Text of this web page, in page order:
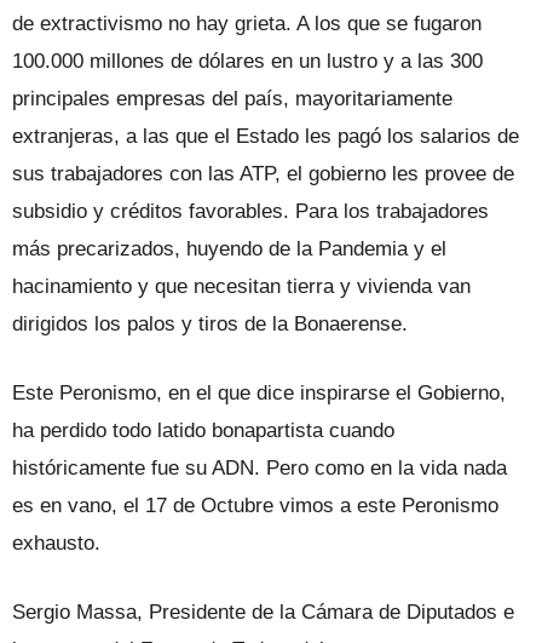
de extractivismo no hay grieta. A los que se fugaron
100.000 millones de dólares en un lustro y a las 300
principales empresas del país, mayoritariamente
extranjeras, a las que el Estado les pagó los salarios de
sus trabajadores con las ATP, el gobierno les provee de
subsidio y créditos favorables. Para los trabajadores
más precarizados, huyendo de la Pandemia y el
hacinamiento y que necesitan tierra y vivienda van
dirigidos los palos y tiros de la Bonaerense.
Este Peronismo, en el que dice inspirarse el Gobierno,
ha perdido todo latido bonapartista cuando
históricamente fue su ADN. Pero como en la vida nada
es en vano, el 17 de Octubre vimos a este Peronismo
exhausto.
Sergio Massa, Presidente de la Cámara de Diputados e